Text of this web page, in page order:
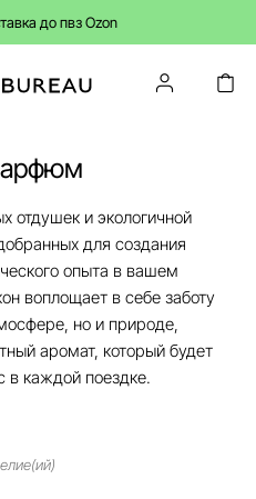
до пвз Ozon
отдушек и экологичной
для создания
опыта в вашем
воплощает в себе заботу
но и природе,
аромат, который будет
в каждой поездке.